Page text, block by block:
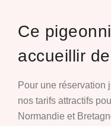
Ce
accueillir
Pour une réservation
nos tarifs attractifs
Normandie et